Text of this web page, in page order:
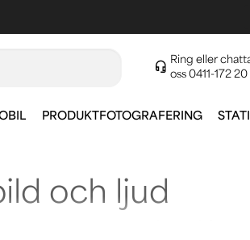
Ring eller
oss 0411-172 20
PRODUKTFOTOGRAFERING
och ljud
HDMI och HQ överföring från